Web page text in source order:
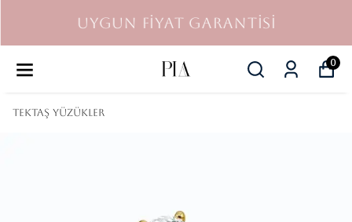
UYGUN FİYAT GARANTİSİ
0
Tektaş Yüzükler